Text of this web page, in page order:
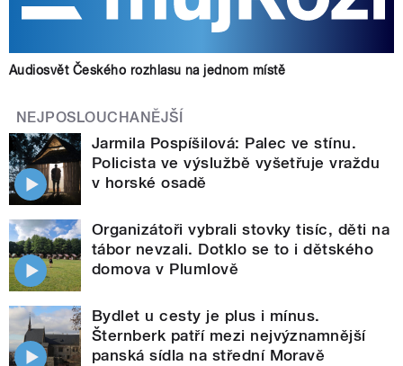
Audiosvět Českého rozhlasu na jednom místě
NEJPOSLOUCHANĚJŠÍ
Jarmila Pospíšilová: Palec ve stínu.
Policista ve výslužbě vyšetřuje vraždu
v horské osadě
Organizátoři vybrali stovky tisíc, děti na
tábor nevzali. Dotklo se to i dětského
domova v Plumlově
Bydlet u cesty je plus i mínus.
Šternberk patří mezi nejvýznamnější
panská sídla na střední Moravě